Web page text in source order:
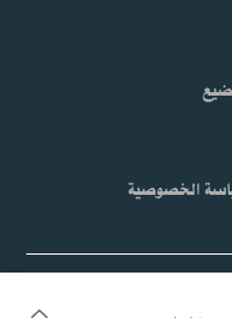
الخصوصية
الخط